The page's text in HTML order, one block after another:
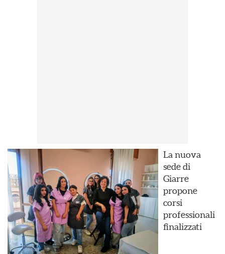
La nuova
sede di
Giarre
propone
corsi
professionali
finalizzati